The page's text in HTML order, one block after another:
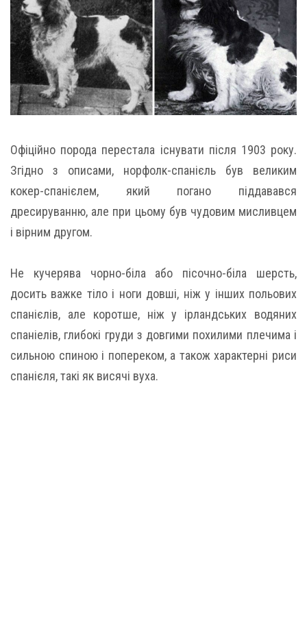
Офіційно порода перестала існувати після 1903 року.
Згідно з описами, норфолк-спанієль був великим
кокер-спанієлем, який погано піддавався
дресируванню, але при цьому був чудовим мисливцем
і вірним другом.
Не кучерява чорно-біла або пісочно-біла шерсть,
досить важке тіло і ноги довші, ніж у інших польових
спанієлів, але коротше, ніж у ірландських водяних
спаніелів, глибокі груди з довгими похилими плечима і
сильною спиною і попереком, а також характерні риси
спанієля, такі як висячі вуха.